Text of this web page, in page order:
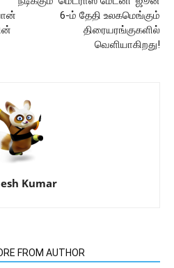
6-ம் தேதி உலகமெங்கும்
திரையரங்குகளில்
வெளியாகிறது!
Kumar
FROM AUTHOR